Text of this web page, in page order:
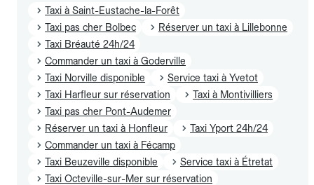
Taxi à Saint-Eustache-la-Forêt
Taxi pas cher Bolbec
Réserver un taxi à Lillebonne
Taxi Bréauté 24h/24
Commander un taxi à Goderville
Taxi Norville disponible
Service taxi à Yvetot
Taxi Harfleur sur réservation
Taxi à Montivilliers
Taxi pas cher Pont-Audemer
Réserver un taxi à Honfleur
Taxi Yport 24h/24
Commander un taxi à Fécamp
Taxi Beuzeville disponible
Service taxi à Étretat
Taxi Octeville-sur-Mer sur réservation